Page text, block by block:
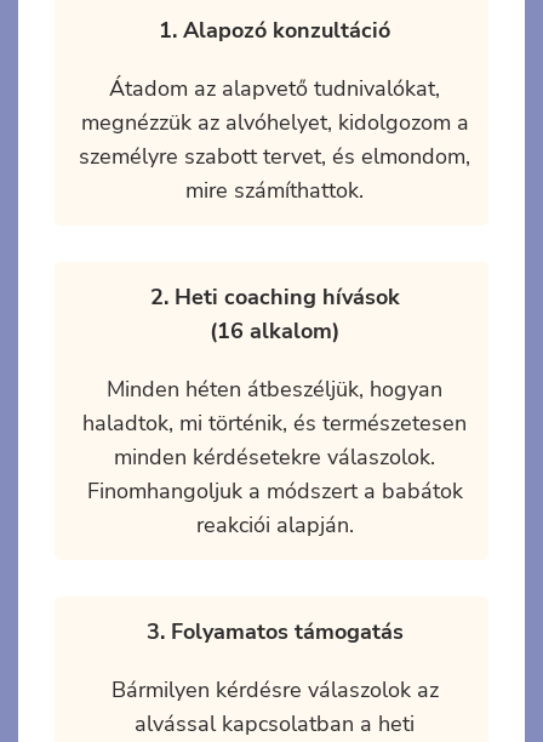
1. Alapozó konzultáció
Átadom az alapvető tudnivalókat,
megnézzük az alvóhelyet, kidolgozom a
személyre szabott tervet, és elmondom,
mire számíthattok.
2. Heti coaching hívások
(16 alkalom)
Minden héten átbeszéljük, hogyan
haladtok, mi történik, és természetesen
minden kérdésetekre válaszolok.
Finomhangoljuk a módszert a babátok
reakciói alapján.
3. Folyamatos támogatás
Bármilyen kérdésre válaszolok az
alvással kapcsolatban a heti